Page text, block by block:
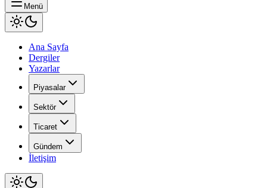
Menü
Ana Sayfa
Dergiler
Yazarlar
Piyasalar
Sektör
Ticaret
Gündem
İletişim